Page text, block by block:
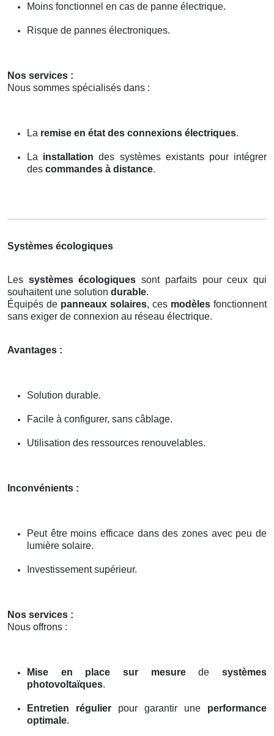
Moins fonctionnel en cas de panne électrique.
Risque de pannes électroniques.
Nos services :
Nous sommes spécialisés dans :
La remise en état des connexions électriques.
La installation des systèmes existants pour intégrer
des commandes à distance.
Systèmes écologiques
Les systèmes écologiques sont parfaits pour ceux qui
souhaitent une solution durable.
Équipés de panneaux solaires, ces modèles fonctionnent
sans exiger de connexion au réseau électrique.
Avantages :
Solution durable.
Facile à configurer, sans câblage.
Utilisation des ressources renouvelables.
Inconvénients :
Peut être moins efficace dans des zones avec peu de
lumière solaire.
Investissement supérieur.
Nos services :
Nous offrons :
Mise en place sur mesuredesystèmes
photovoltaïques.
Entretien régulier pour garantir une performance
optimale.